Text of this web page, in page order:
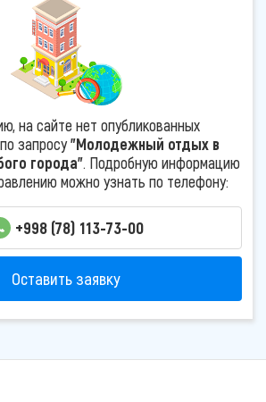
на сайте нет опубликованных
запросу"Молодежный отдых в
города". Подробную информацию
можно узнать по телефону:
+998 (78) 113-73-00
Оставить заявку